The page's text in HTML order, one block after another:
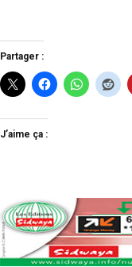
Partager :
J’aime ça :